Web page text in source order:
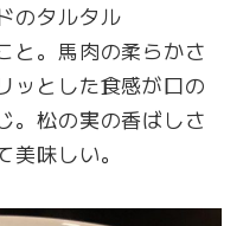
のタルタル
と。馬肉の柔らかさ
ッとした食感が口の
。松の実の香ばしさ
味しい。